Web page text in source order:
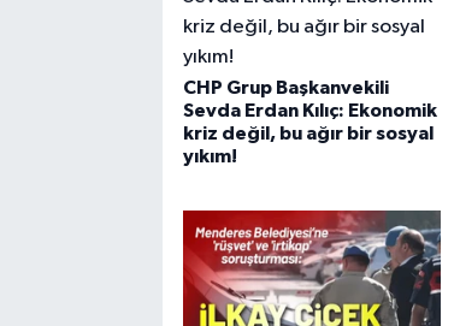
CHP Grup Başkanvekili
Sevda Erdan Kılıç: Ekonomik
kriz değil, bu ağır bir sosyal
yıkım!